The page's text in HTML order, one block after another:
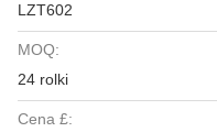
LZT602
MOQ:
24 rolki
Cena £: